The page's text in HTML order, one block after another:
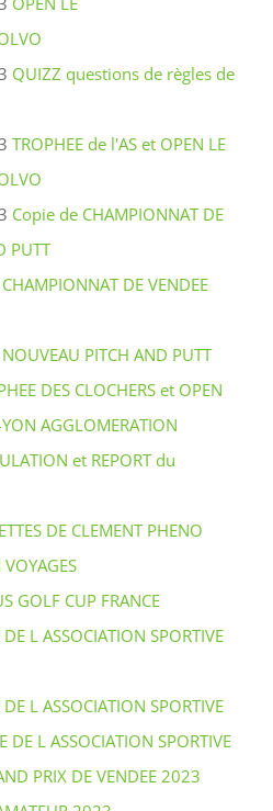
QUIZZ questions de règles de
TROPHEE de l'AS et OPEN LE
Copie de CHAMPIONNAT DE
PUTT
CHAMPIONNAT DE VENDEE
NOUVEAU PITCH AND PUTT
DES CLOCHERS et OPEN
AGGLOMERATION
et REPORT du
DE CLEMENT PHENO
GOLF CUP FRANCE
DE L ASSOCIATION SPORTIVE
DE L ASSOCIATION SPORTIVE
DE L ASSOCIATION SPORTIVE
PRIX DE VENDEE 2023